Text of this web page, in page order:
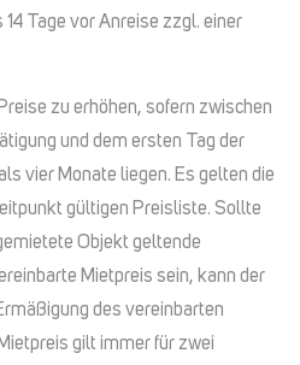
Tage vor Anreise zzgl. einer
zu erhöhen, sofern zwischen
und dem ersten Tag der
vier Monate liegen. Es gelten die
gültigen Preisliste. Sollte
Objekt geltende
Mietpreis sein, kann der
des vereinbarten
gilt immer für zwei